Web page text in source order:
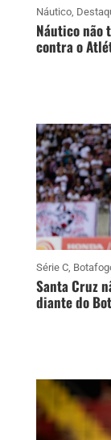
Náutico,
Náutico não
contra o
Série C,
Santa Cruz
diante do